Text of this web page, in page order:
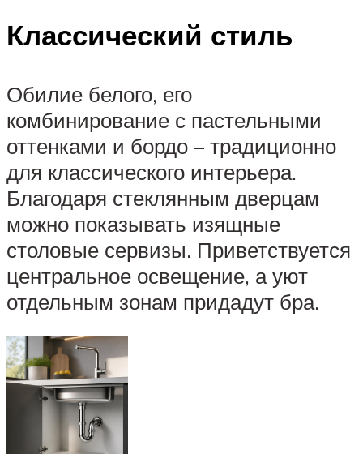
Классический стиль
Обилие белого, его
комбинирование с пастельными
оттенками и бордо – традиционно
для классического интерьера.
Благодаря стеклянным дверцам
можно показывать изящные
столовые сервизы. Приветствуется
центральное освещение, а уют
отдельным зонам придадут бра.